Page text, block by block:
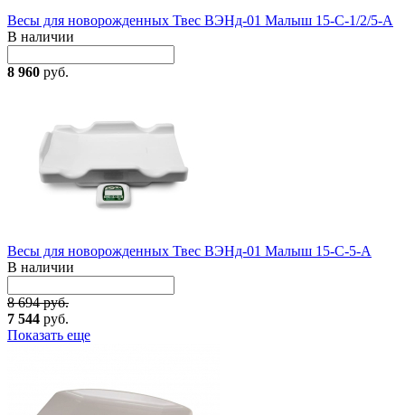
Весы для новорожденных Твес ВЭНд-01 Малыш 15-С-1/2/5-А
В наличии
8 960 руб.
Весы для новорожденных Твес ВЭНд-01 Малыш 15-С-5-А
В наличии
8 694 руб.
7 544 руб.
Показать еще